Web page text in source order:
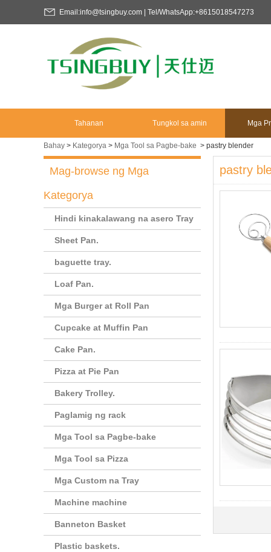
Email:info@tsingbuy.com | Tel/WhatsApp:+8615018547273
Tahanan Tungkol sa amin Mga
Bahay > Kategorya > Mga Tool sa Pagbe-bake > pastry blender
Mag-browse ng Mga
Kategorya
Hindi kinakalawang na asero Tray
Sheet Pan.
baguette tray.
Loaf Pan.
Mga Burger at Roll Pan
Cupcake at Muffin Pan
Cake Pan.
Pizza at Pie Pan
Bakery Trolley.
Paglamig ng rack
Mga Tool sa Pagbe-bake
Mga Tool sa Pizza
Mga Custom na Tray
Machine machine
Banneton Basket
Plastic baskets.
pastry